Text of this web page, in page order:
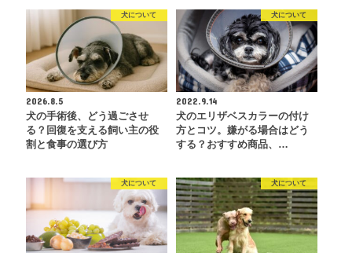
犬について
2026.8.5
犬の手術後、どう過ごさせ
る？回復を支える飼い主の役
割と食事の選び方
犬について
2022.9.14
犬のエリザベスカラーの付け
方とコツ。嫌がる場合はどう
する？おすすめ商品、…
犬について 犬について